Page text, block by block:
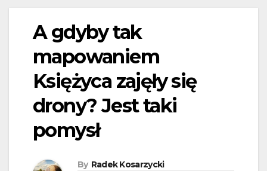
A gdyby tak
mapowaniem
Księżyca zajęły się
drony? Jest taki
pomysł
By Radek Kosarzycki